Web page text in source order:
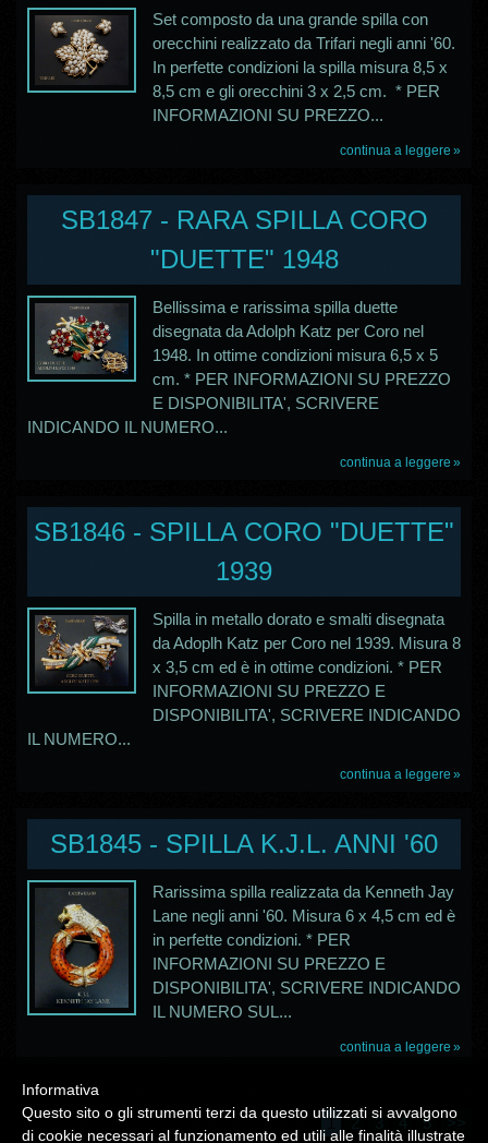
Set composto da una grande spilla con
orecchini realizzato da Trifari negli anni '60.
In perfette condizioni la spilla misura 8,5 x
8,5 cm e gli orecchini 3 x 2,5 cm. * PER
INFORMAZIONI SU PREZZO...
continua a leggere
SB1847 - RARA SPILLA CORO
"DUETTE" 1948
Bellissima e rarissima spilla duette
disegnata da Adolph Katz per Coro nel
1948. In ottime condizioni misura 6,5 x 5
cm. * PER INFORMAZIONI SU PREZZO
E DISPONIBILITA', SCRIVERE
INDICANDO IL NUMERO...
continua a leggere
SB1846 - SPILLA CORO "DUETTE"
1939
Spilla in metallo dorato e smalti disegnata
da Adoplh Katz per Coro nel 1939. Misura 8
x 3,5 cm ed è in ottime condizioni. * PER
INFORMAZIONI SU PREZZO E
DISPONIBILITA', SCRIVERE INDICANDO
IL NUMERO...
continua a leggere
SB1845 - SPILLA K.J.L. ANNI '60
Rarissima spilla realizzata da Kenneth Jay
Lane negli anni '60. Misura 6 x 4,5 cm ed è
in perfette condizioni. * PER
INFORMAZIONI SU PREZZO E
DISPONIBILITA', SCRIVERE INDICANDO
IL NUMERO SUL...
continua a leggere
1 2 3 4 5 >>
Informativa
Questo sito o gli strumenti terzi da questo utilizzati si avvalgono
di cookie necessari al funzionamento ed utili alle finalità illustrate